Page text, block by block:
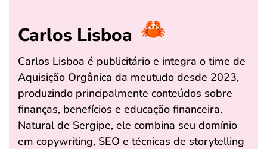
Carlos Lisboa
Carlos Lisboa é publicitário e integra o time de
Aquisição Orgânica da meutudo desde 2023,
produzindo principalmente conteúdos sobre
finanças, benefícios e educação financeira.
Natural de Sergipe, ele combina seu domínio
em copywriting, SEO e técnicas de storytelling